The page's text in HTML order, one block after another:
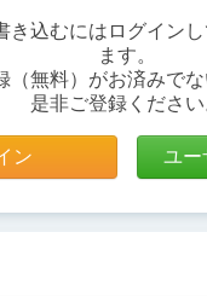
き込むにはログイン
ます。
（無料）がお済みで
是非ご登録ください
ン ユー